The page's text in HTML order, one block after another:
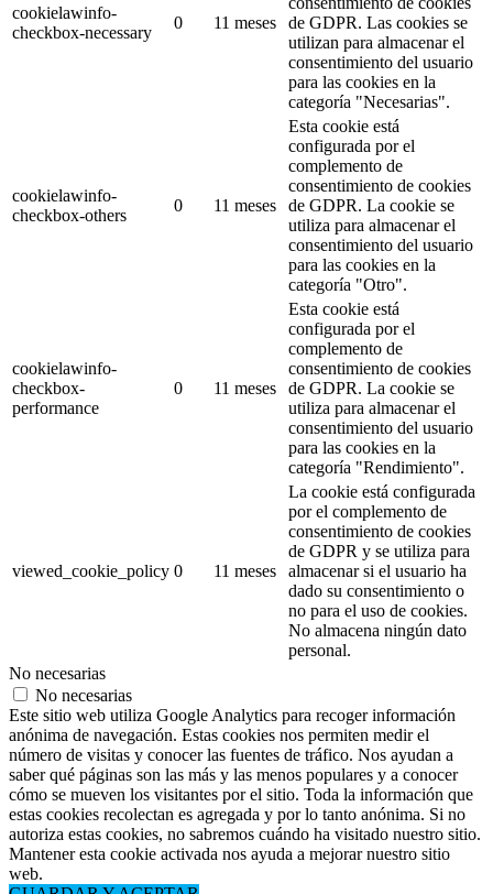
cookielawinfo-
checkbox-necessary
0 11 meses
de GDPR. Las cookies se
utilizan para almacenar el
consentimiento del usuario
para las cookies en la
categoría "Necesarias".
cookielawinfo-
checkbox-others
0 11 meses
Esta cookie está
configurada por el
complemento de
consentimiento de cookies
de GDPR. La cookie se
utiliza para almacenar el
consentimiento del usuario
para las cookies en la
categoría "Otro".
cookielawinfo-
checkbox-
performance
0 11 meses
Esta cookie está
configurada por el
complemento de
consentimiento de cookies
de GDPR. La cookie se
utiliza para almacenar el
consentimiento del usuario
para las cookies en la
categoría "Rendimiento".
viewed_cookie_policy 0 11 meses
La cookie está configurada
por el complemento de
consentimiento de cookies
de GDPR y se utiliza para
almacenar si el usuario ha
dado su consentimiento o
no para el uso de cookies.
No almacena ningún dato
personal.
No necesarias
No necesarias
Este sitio web utiliza Google Analytics para recoger información
anónima de navegación. Estas cookies nos permiten medir el
número de visitas y conocer las fuentes de tráfico. Nos ayudan a
saber qué páginas son las más y las menos populares y a conocer
cómo se mueven los visitantes por el sitio. Toda la información que
estas cookies recolectan es agregada y por lo tanto anónima. Si no
autoriza estas cookies, no sabremos cuándo ha visitado nuestro sitio.
Mantener esta cookie activada nos ayuda a mejorar nuestro sitio
web.